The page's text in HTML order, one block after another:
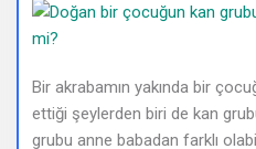
En
Sorular
Bir akrabamın yakında bir
ettiği şeylerden biri de kan
grubu anne babadan farklı